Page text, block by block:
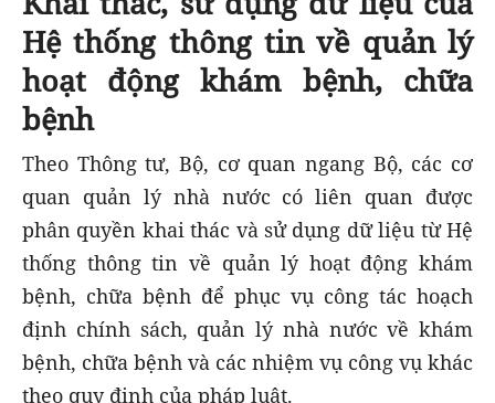
Hệ thống thông tin về quản lý
hoạt động khám bệnh, chữa
bệnh
Theo Thông tư, Bộ, cơ quan ngang Bộ, các cơ
quan quản lý nhà nước có liên quan được
phân quyền khai thác và sử dụng dữ liệu từ Hệ
thống thông tin về quản lý hoạt động khám
bệnh, chữa bệnh để phục vụ công tác hoạch
định chính sách, quản lý nhà nước về khám
bệnh, chữa bệnh và các nhiệm vụ công vụ khác
theo quy định của pháp luật.